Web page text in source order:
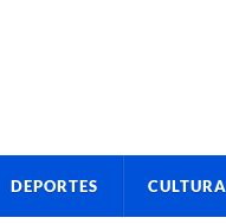
DEPORTES CULTURA